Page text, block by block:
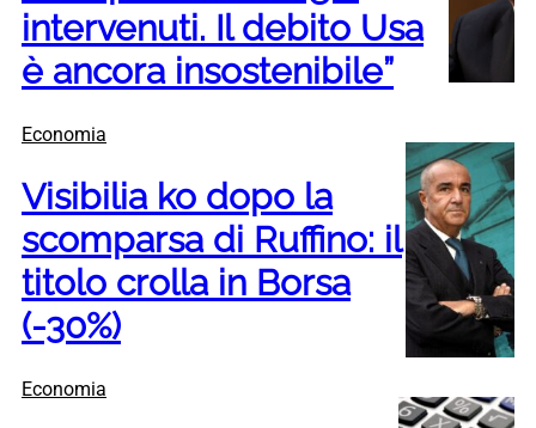
intervenuti. Il debito Usa
è ancora insostenibile”
Economia
Visibilia ko dopo la
scomparsa di Ruffino: il
titolo crolla in Borsa
(-30%)
Economia